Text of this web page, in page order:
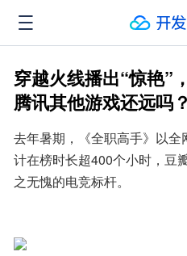
穿越火线播出“惊艳”
腾讯其他游戏还远吗？
去年暑期，《全职高手》以
计在榜时长超400个小时，豆
之无愧的电竞标杆。